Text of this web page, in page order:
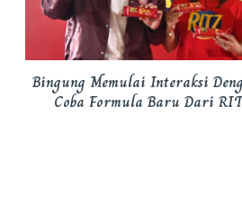
Bingung Memulai Interaksi
Coba Formula Baru Dari